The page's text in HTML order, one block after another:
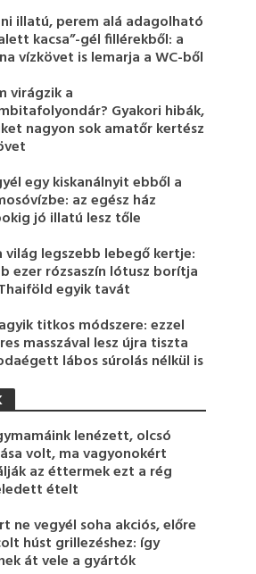
illatú, perem alá adagolható
kacsa”-gél fillérekből: a
vízkövet is lemarja a WC-ből
virágzik a
Gyakori hibák,
nagyon sok amatőr kertész
egy kiskanálnyit ebből a
az egész ház
jó illatú lesz tőle
világ legszebb lebegő kertje:
ezer rózsaszín lótusz borítja
egyik tavát
titkos módszere: ezzel
masszával lesz újra tiszta
lábos súrolás nélkül is
lenézett, olcsó
volt, ma vagyonokért
az éttermek ezt a rég
ételt
ne vegyél soha akciós, előre
húst grillezéshez: így
át vele a gyártók